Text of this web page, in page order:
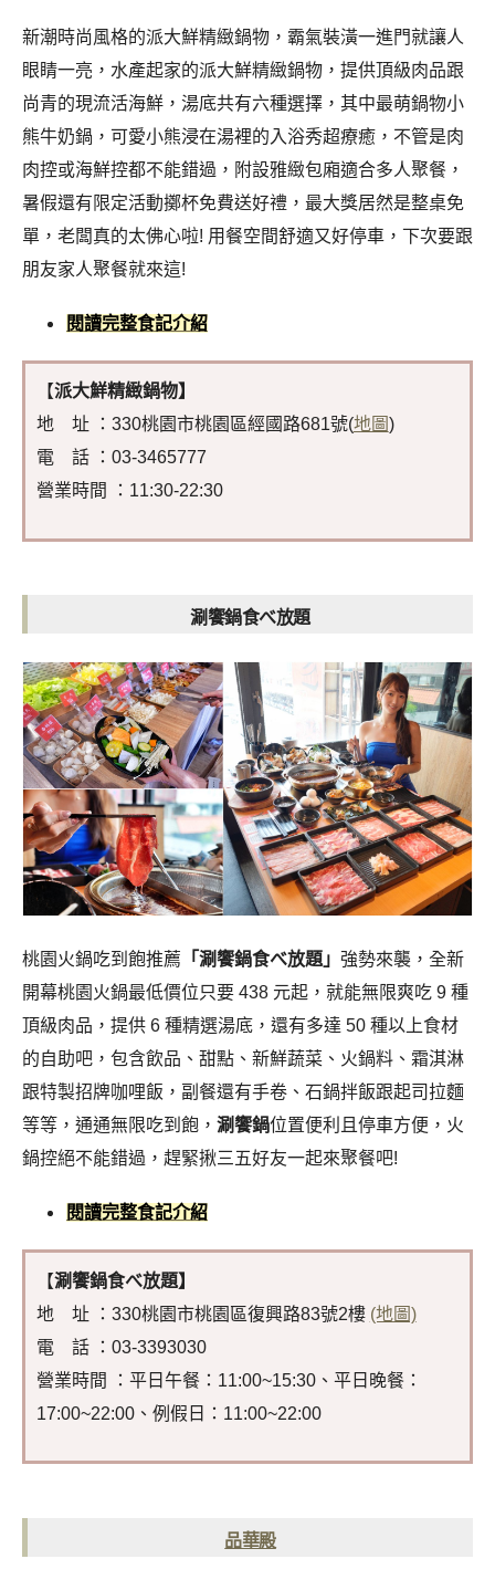
新潮時尚風格的派大鮮精緻鍋物，霸氣裝潢一進門就讓人
眼睛一亮，水產起家的派大鮮精緻鍋物，提供頂級肉品跟
尚青的現流活海鮮，湯底共有六種選擇，其中最萌鍋物小
熊牛奶鍋，可愛小熊浸在湯裡的入浴秀超療癒，不管是肉
肉控或海鮮控都不能錯過，附設雅緻包廂適合多人聚餐，
暑假還有限定活動擲杯免費送好禮，最大獎居然是整桌免
單，老闆真的太佛心啦! 用餐空間舒適又好停車，下次要跟
朋友家人聚餐就來這!
閱讀完整食記介紹
【派大鮮精緻鍋物】
地 址 ：330桃園市桃園區經國路681號(地圖)
電 話 ：03-3465777
營業時間 ：11:30-22:30
涮饗鍋食べ放題
桃園火鍋吃到飽推薦 「涮饗鍋食べ放題」 強勢來襲，全新
開幕桃園火鍋最低價位只要 438 元起，就能無限爽吃 9 種
頂級肉品，提供 6 種精選湯底，還有多達 50 種以上食材
的自助吧，包含飲品、甜點、新鮮蔬菜、火鍋料、霜淇淋
跟特製招牌咖哩飯，副餐還有手卷、石鍋拌飯跟起司拉麵
等等，通通無限吃到飽， 涮饗鍋位置便利且停車方便，火
鍋控絕不能錯過，趕緊揪三五好友一起來聚餐吧!
閱讀完整食記介紹
【涮饗鍋食べ放題】
地 址 ：330桃園市桃園區復興路83號2樓 (地圖)
電 話 ：03-3393030
營業時間 ：平日午餐：11:00~15:30、平日晚餐：
17:00~22:00、例假日：11:00~22:00
品華殿